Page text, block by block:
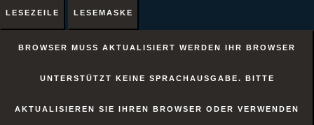
LESEZEILE LESEMASKE
BROWSER MUSS AKTUALISIERT WERDEN IHR BROWSER
UNTERSTÜTZT KEINE SPRACHAUSGABE. BITTE
AKTUALISIEREN SIE IHREN BROWSER ODER VERWENDEN